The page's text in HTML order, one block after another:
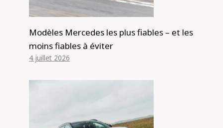
Modèles Mercedes les plus fiables – et les
moins fiables à éviter
4 juillet 2026